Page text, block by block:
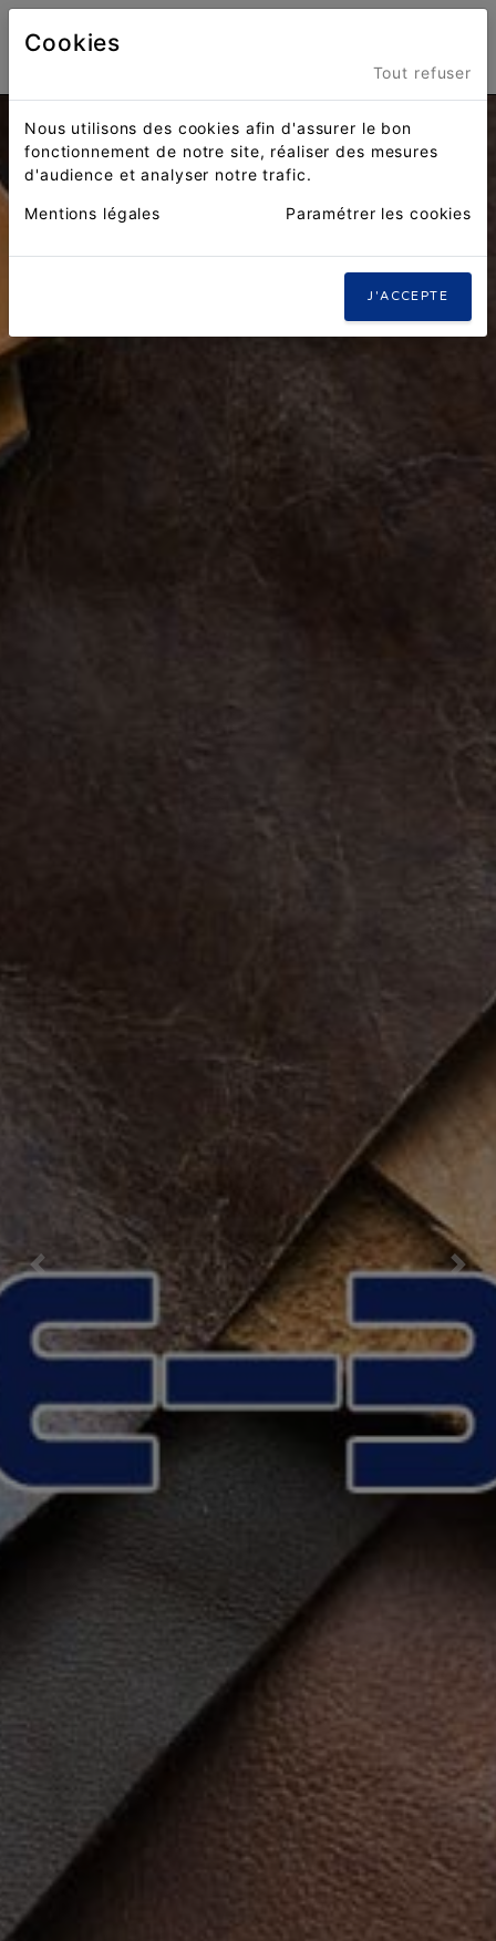
Previous Next
Cookies
Tout refuser
Nous utilisons des cookies afin d'assurer le bon
fonctionnement de notre site, réaliser des mesures
d'audience et analyser notre trafic.
Mentions légales Paramétrer les cookies
J'ACCEPTE